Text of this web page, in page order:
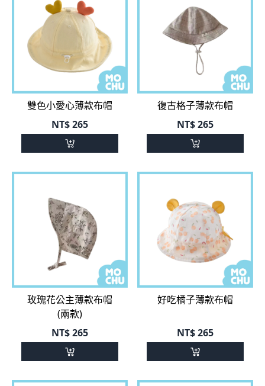
雙色小愛心薄款布帽
NT$265
復古格子薄款布帽
NT$265
玫瑰花公主薄款布帽
(兩款)
NT$265
好吃橘子薄款布帽
NT$265